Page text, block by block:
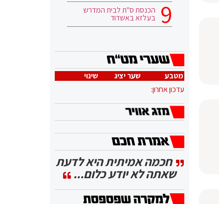
הכנסת ס"ת לבית המדרש
בעלזא באשדוד
מטבע שער יציג
שינוי
עדכון אחרון:
חכמה אמיתית היא לדעת
שאתה לא יודע כלום...